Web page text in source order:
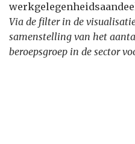
Via de filter in de
samenstelling van het
beroepsgroep in de sector